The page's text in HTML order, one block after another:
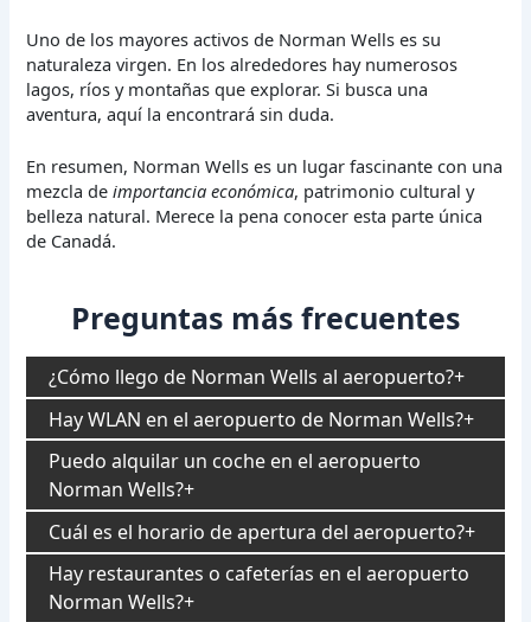
Uno de los mayores activos de Norman Wells es su
naturaleza virgen. En los alrededores hay numerosos
lagos, ríos y montañas que explorar. Si busca una
aventura, aquí la encontrará sin duda.
En resumen, Norman Wells es un lugar fascinante con una
mezcla deimportancia económica, patrimonio cultural y
belleza natural. Merece la pena conocer esta parte única
de Canadá.
Preguntas más frecuentes
¿Cómo llego de Norman Wells al aeropuerto?
Hay WLAN en el aeropuerto de Norman Wells?
Puedo alquilar un coche en el aeropuerto
Norman Wells?
Cuál es el horario de apertura del aeropuerto?
Hay restaurantes o cafeterías en el aeropuerto
Norman Wells?